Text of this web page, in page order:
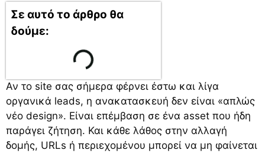
Σε αυτό το άρθρο θα
δούμε:
Αν το site σας σήμερα φέρνει έστω και λίγα
οργανικά leads, η ανακατασκευή δεν είναι «απλώς
νέο design». Είναι επέμβαση σε ένα asset που ήδη
παράγει ζήτηση. Και κάθε λάθος στην αλλαγή
δομής, URLs ή περιεχομένου μπορεί να μη φαίνεται